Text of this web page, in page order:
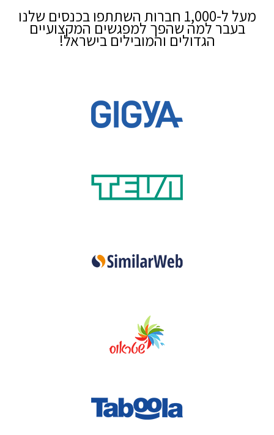
מעל ל-1,000 חברות השתתפו בכנסים שלנו
למה שהפך למפגשים המקצועיים
הגדולים והמובילים בישראל!